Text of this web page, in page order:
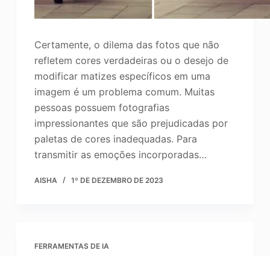
Certamente, o dilema das fotos que não
refletem cores verdadeiras ou o desejo de
modificar matizes específicos em uma
imagem é um problema comum. Muitas
pessoas possuem fotografias
impressionantes que são prejudicadas por
paletas de cores inadequadas. Para
transmitir as emoções incorporadas…
AISHA 1º DE DEZEMBRO DE 2023
FERRAMENTAS DE IA